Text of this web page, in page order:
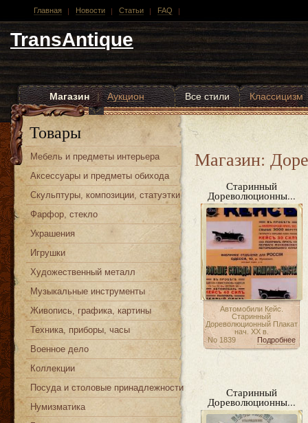
Главная Новости Статьи FAQ
TransAntique
Магазин | Аукцион Все стили
Классицизм
Другие стили
Товары
Мебель и предметы интерьера
Аксессуары и предметы обихода
Скульптуры, композиции, статуэтки
Фарфор, стекло
Украшения
Игрушки
Художественный металл
Музыкальные инструменты
Живопись, графика, картины
Техника, приборы, часы
Военное дело
Коллекции
Посуда и столовые принадлежности
Нумизматика
Магазин:
Старинный
Дореволюционны...
Автомобили Кейс.
Старинный
Дореволюционный Плакат
нач. XX в.
Подробнее
No 1839
Старинный
Дореволюционны...